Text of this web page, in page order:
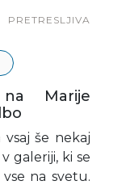
PRETRESLJIVA
Marije
še nekaj
galeriji, ki se
na svetu.